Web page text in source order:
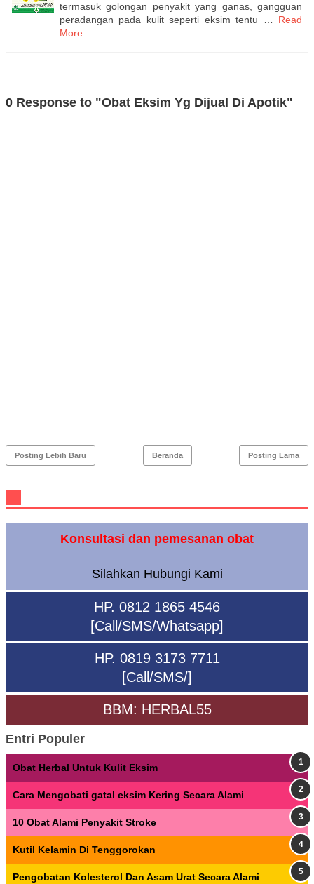
termasuk golongan penyakit yang ganas, gangguan
peradangan pada kulit seperti eksim tentu …
Read
More...
0 Response to "Obat Eksim Yg Dijual Di Apotik"
Posting Lebih Baru Posting Lama
Beranda
Konsultasi dan pemesanan obat
Silahkan Hubungi Kami
HP. 0812 1865 4546
[Call/SMS/Whatsapp]
HP. 0819 3173 7711
[Call/SMS/]
BBM: HERBAL55
Entri Populer
Obat Herbal Untuk Kulit Eksim
Cara Mengobati gatal eksim Kering Secara Alami
10 Obat Alami Penyakit Stroke
Kutil Kelamin Di Tenggorokan
Pengobatan Kolesterol Dan Asam Urat Secara Alami